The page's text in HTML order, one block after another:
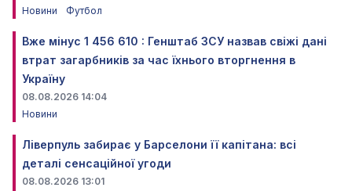
Новини
Футбол
Вже мінус 1 456 610 : Генштаб ЗСУ назвав свіжі дані
втрат загарбників за час їхнього вторгнення в
Україну
08.08.2026 14:04
Новини
Ліверпуль забирає у Барселони її капітана: всі
деталі сенсаційної угоди
08.08.2026 13:01